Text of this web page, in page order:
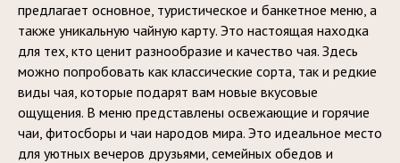
предлагает основное, туристическое и банкетное меню, а
также уникальную чайную карту. Это настоящая находка
для тех, кто ценит разнообразие и качество чая. Здесь
можно попробовать как классические сорта, так и редкие
виды чая, которые подарят вам новые вкусовые
ощущения. В меню представлены освежающие и горячие
чаи, фитосборы и чаи народов мира. Это идеальное место
для уютных вечеров друзьями, семейных обедов и